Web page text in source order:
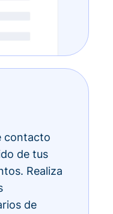
contacto
de tus
Realiza
de